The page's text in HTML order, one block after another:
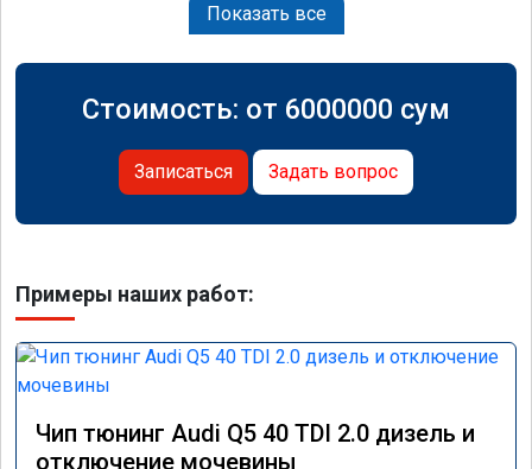
Показать все
Стоимость: от 6000000 сум
Записаться Задать вопрос
Примеры наших работ:
Чип тюнинг Audi Q5 40 TDI 2.0 дизель и
отключение мочевины